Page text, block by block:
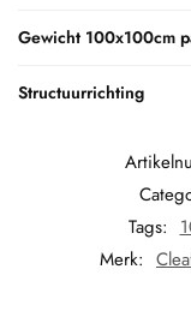
Gewicht 100x100cm
Structuurrichting
Tags:
Merk: